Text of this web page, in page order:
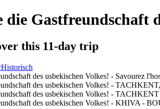
die Gastfreundschaft
this 11-day trip
Historisch